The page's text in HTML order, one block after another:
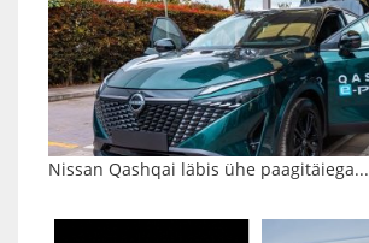
Nissan Qashqai läbis ühe paagitäiega...